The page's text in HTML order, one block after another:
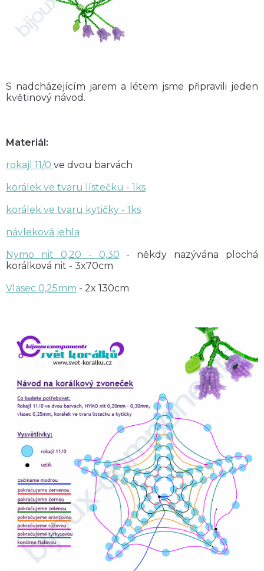
S nadcházejícím jarem a létem jsme připravili jeden
květinový návod.
Materiál:
rokajl 11/0 ve dvou barvách
korálek ve tvaru lístečku - 1ks
korálek ve tvaru kytičky - 1ks
návleková jehla
Nymo nit 0,20 - 0,30 - někdy nazývána plochá
korálková nit - 3x70cm
Vlasec 0,25mm - 2x 130cm